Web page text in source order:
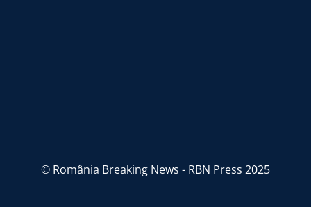
© România Breaking News - RBN Press 2025